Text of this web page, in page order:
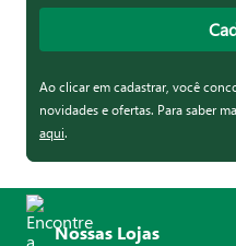
Ao clicar em cadastrar, você
novidades e ofertas. Para saber
aqui.
Nossas Lojas